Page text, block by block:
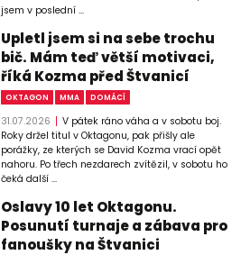
jsem v poslední ...
Upletl jsem si na sebe trochu
bič. Mám teď větší motivaci,
říká Kozma před Štvanicí
OKTAGON MMA DOMÁCÍ
31.07.2026
V pátek ráno váha a v sobotu boj.
Roky držel titul v Oktagonu, pak přišly ale
porážky, ze kterých se David Kozma vrací opět
nahoru. Po třech nezdarech zvítězil, v sobotu ho
čeká další ...
Oslavy 10 let Oktagonu.
Posunutí turnaje a zábava pro
fanoušky na Štvanici